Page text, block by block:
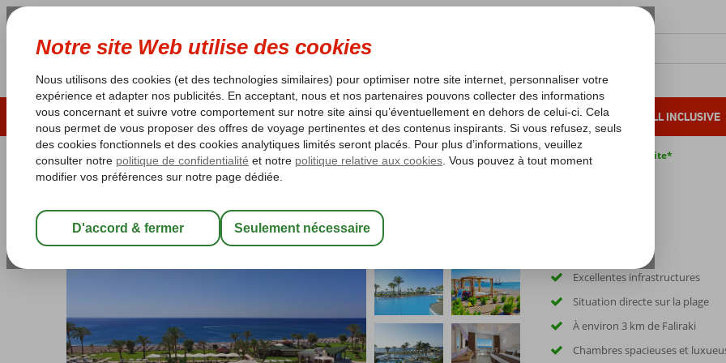
ÉTÉ 2026 LAST MINUTES SOLEIL D'HIVER VACANCES AU SOLEIL ALL INCLUSIVE
Les garanties de vacances Garantie du prix le plus bas* Pas de surcharge carburant Annulation gratuite*
Rodos Palladium
Excellentes infrastructures
Situation directe sur la plage
À environ 3 km de Faliraki
Chambres spacieuses et